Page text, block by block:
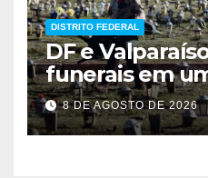
DISTRITO FEDERAL
DF e
funerais em
8 DE AGOSTO DE 2026